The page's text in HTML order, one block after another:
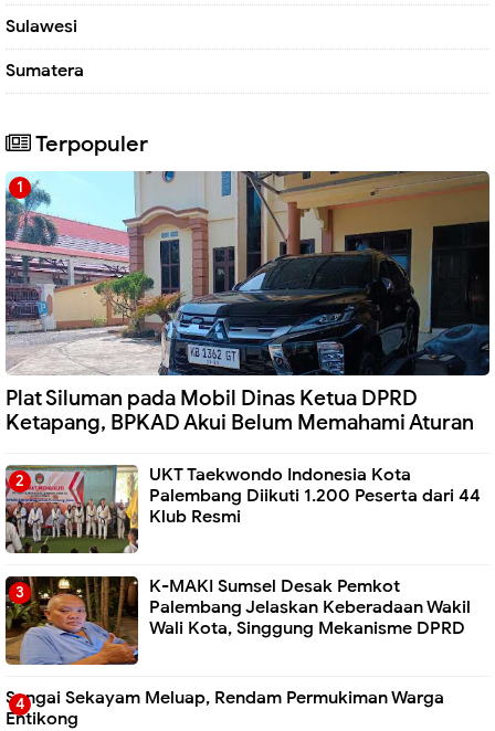
Sulawesi
Sumatera
Terpopuler
Plat Siluman pada Mobil Dinas Ketua DPRD
Ketapang, BPKAD Akui Belum Memahami Aturan
UKT Taekwondo Indonesia Kota
Palembang Diikuti 1.200 Peserta dari 44
Klub Resmi
K-MAKI Sumsel Desak Pemkot
Palembang Jelaskan Keberadaan Wakil
Wali Kota, Singgung Mekanisme DPRD
Sungai Sekayam Meluap, Rendam Permukiman Warga
Entikong